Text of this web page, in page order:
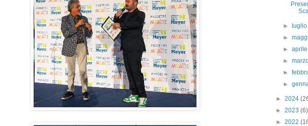
►
►
►
►
►
►
► 2024
► 2023 (6)
► 2022